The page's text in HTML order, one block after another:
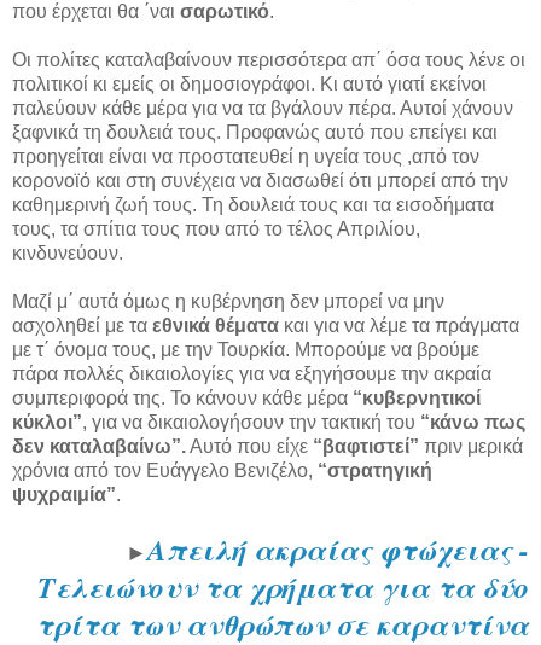
που έρχεται θα ΄ναι σαρωτικό.
Οι πολίτες καταλαβαίνουν περισσότερα απ΄ όσα τους λένε οι
πολιτικοί κι εμείς οι δημοσιογράφοι. Κι αυτό γιατί εκείνοι
παλεύουν κάθε μέρα για να τα βγάλουν πέρα. Αυτοί χάνουν
ξαφνικά τη δουλειά τους. Προφανώς αυτό που επείγει και
προηγείται είναι να προστατευθεί η υγεία τους ,από τον
κορονοϊό και στη συνέχεια να διασωθεί ότι μπορεί από την
καθημερινή ζωή τους. Τη δουλειά τους και τα εισοδήματα
τους, τα σπίτια τους που από το τέλος Απριλίου,
κινδυνεύουν.
Μαζί μ΄ αυτά όμως η κυβέρνηση δεν μπορεί να μην
ασχοληθεί με τα εθνικά θέματα και για να λέμε τα πράγματα
με τ΄ όνομα τους, με την Τουρκία. Μπορούμε να βρούμε
πάρα πολλές δικαιολογίες για να εξηγήσουμε την ακραία
συμπεριφορά της. Το κάνουν κάθε μέρα “κυβερνητικοί
κύκλοι”, για να δικαιολογήσουν την τακτική του “κάνω πως
δεν καταλαβαίνω”.Αυτό που είχε “βαφτιστεί” πριν μερικά
χρόνια από τον Ευάγγελο Βενιζέλο, “στρατηγική
ψυχραιμία”.
►Απειλή ακραίας φτώχειας -
Τελειώνουν τα χρήματα για τα δύο
τρίτα των ανθρώπων σε καραντίνα